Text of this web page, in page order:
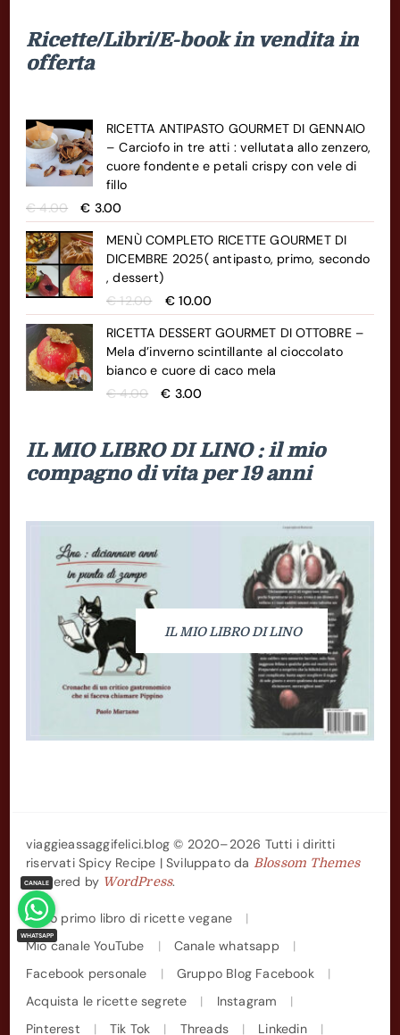
Ricette/Libri/E-book in vendita in
offerta
RICETTA ANTIPASTO GOURMET DI GENNAIO
– Carciofo in tre atti : vellutata allo zenzero,
cuore fondente e petali crispy con vele di
fillo
€4.00
prezzo
originale
era:
€ 4.00.
€ 3.00Il
prezzo
attuale
è:
€ 3.00.
MENÙ COMPLETO RICETTE GOURMET DI
DICEMBRE 2025( antipasto, primo, secondo
, dessert)
€12.00
prezzo
originale
era:
€ 12.00.
€10.00Il
prezzo
attuale
è:
€ 10.00.
RICETTA DESSERT GOURMET DI OTTOBRE –
Mela d’inverno scintillante al cioccolato
bianco e cuore di caco mela
€4.00
era:
€ 4.00.
€ 3.00Il
è:
€ 3.00.
IL MIO LIBRO DI LINO : il mio
compagno di vita per 19 anni
IL MIO LIBRO DI LINO
viaggieassaggifelici.blog © 2020–2026 Tutti i diritti
riservatiSpicy Recipe | Sviluppato da Blossom Themes
.Powered by WordPress.
Il mio primo libro di ricette vegane
Mio canale YouTube
Canale whatsapp
Facebook personale
Gruppo Blog Facebook
Acquista le ricette segrete
Instagram
Pinterest
Tik Tok Threads Linkedin